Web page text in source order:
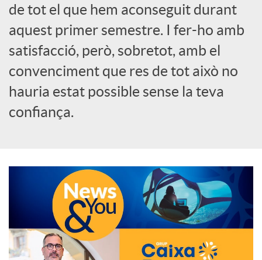
o
c
i
l
s
de tot el que hem aconseguit durant
aquest primer semestre. I fer-ho amb
satisfacció, però, sobretot, amb el
convenciment que res de tot això no
hauria estat possible sense la teva
confiança.